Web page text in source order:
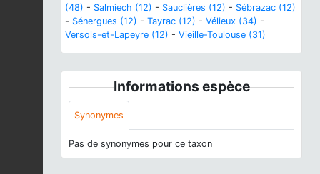
(48) - Salmiech (12) - Sauclières (12) - Sébrazac (12)
- Sénergues (12) - Tayrac (12) - Vélieux (34) -
Versols-et-Lapeyre (12) - Vieille-Toulouse (31)
Informations espèce
Synonymes
Pas de synonymes pour ce taxon